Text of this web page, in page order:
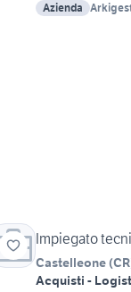
Azienda Arkigest
Impiegato
Castelleone (CR
Acquisti -